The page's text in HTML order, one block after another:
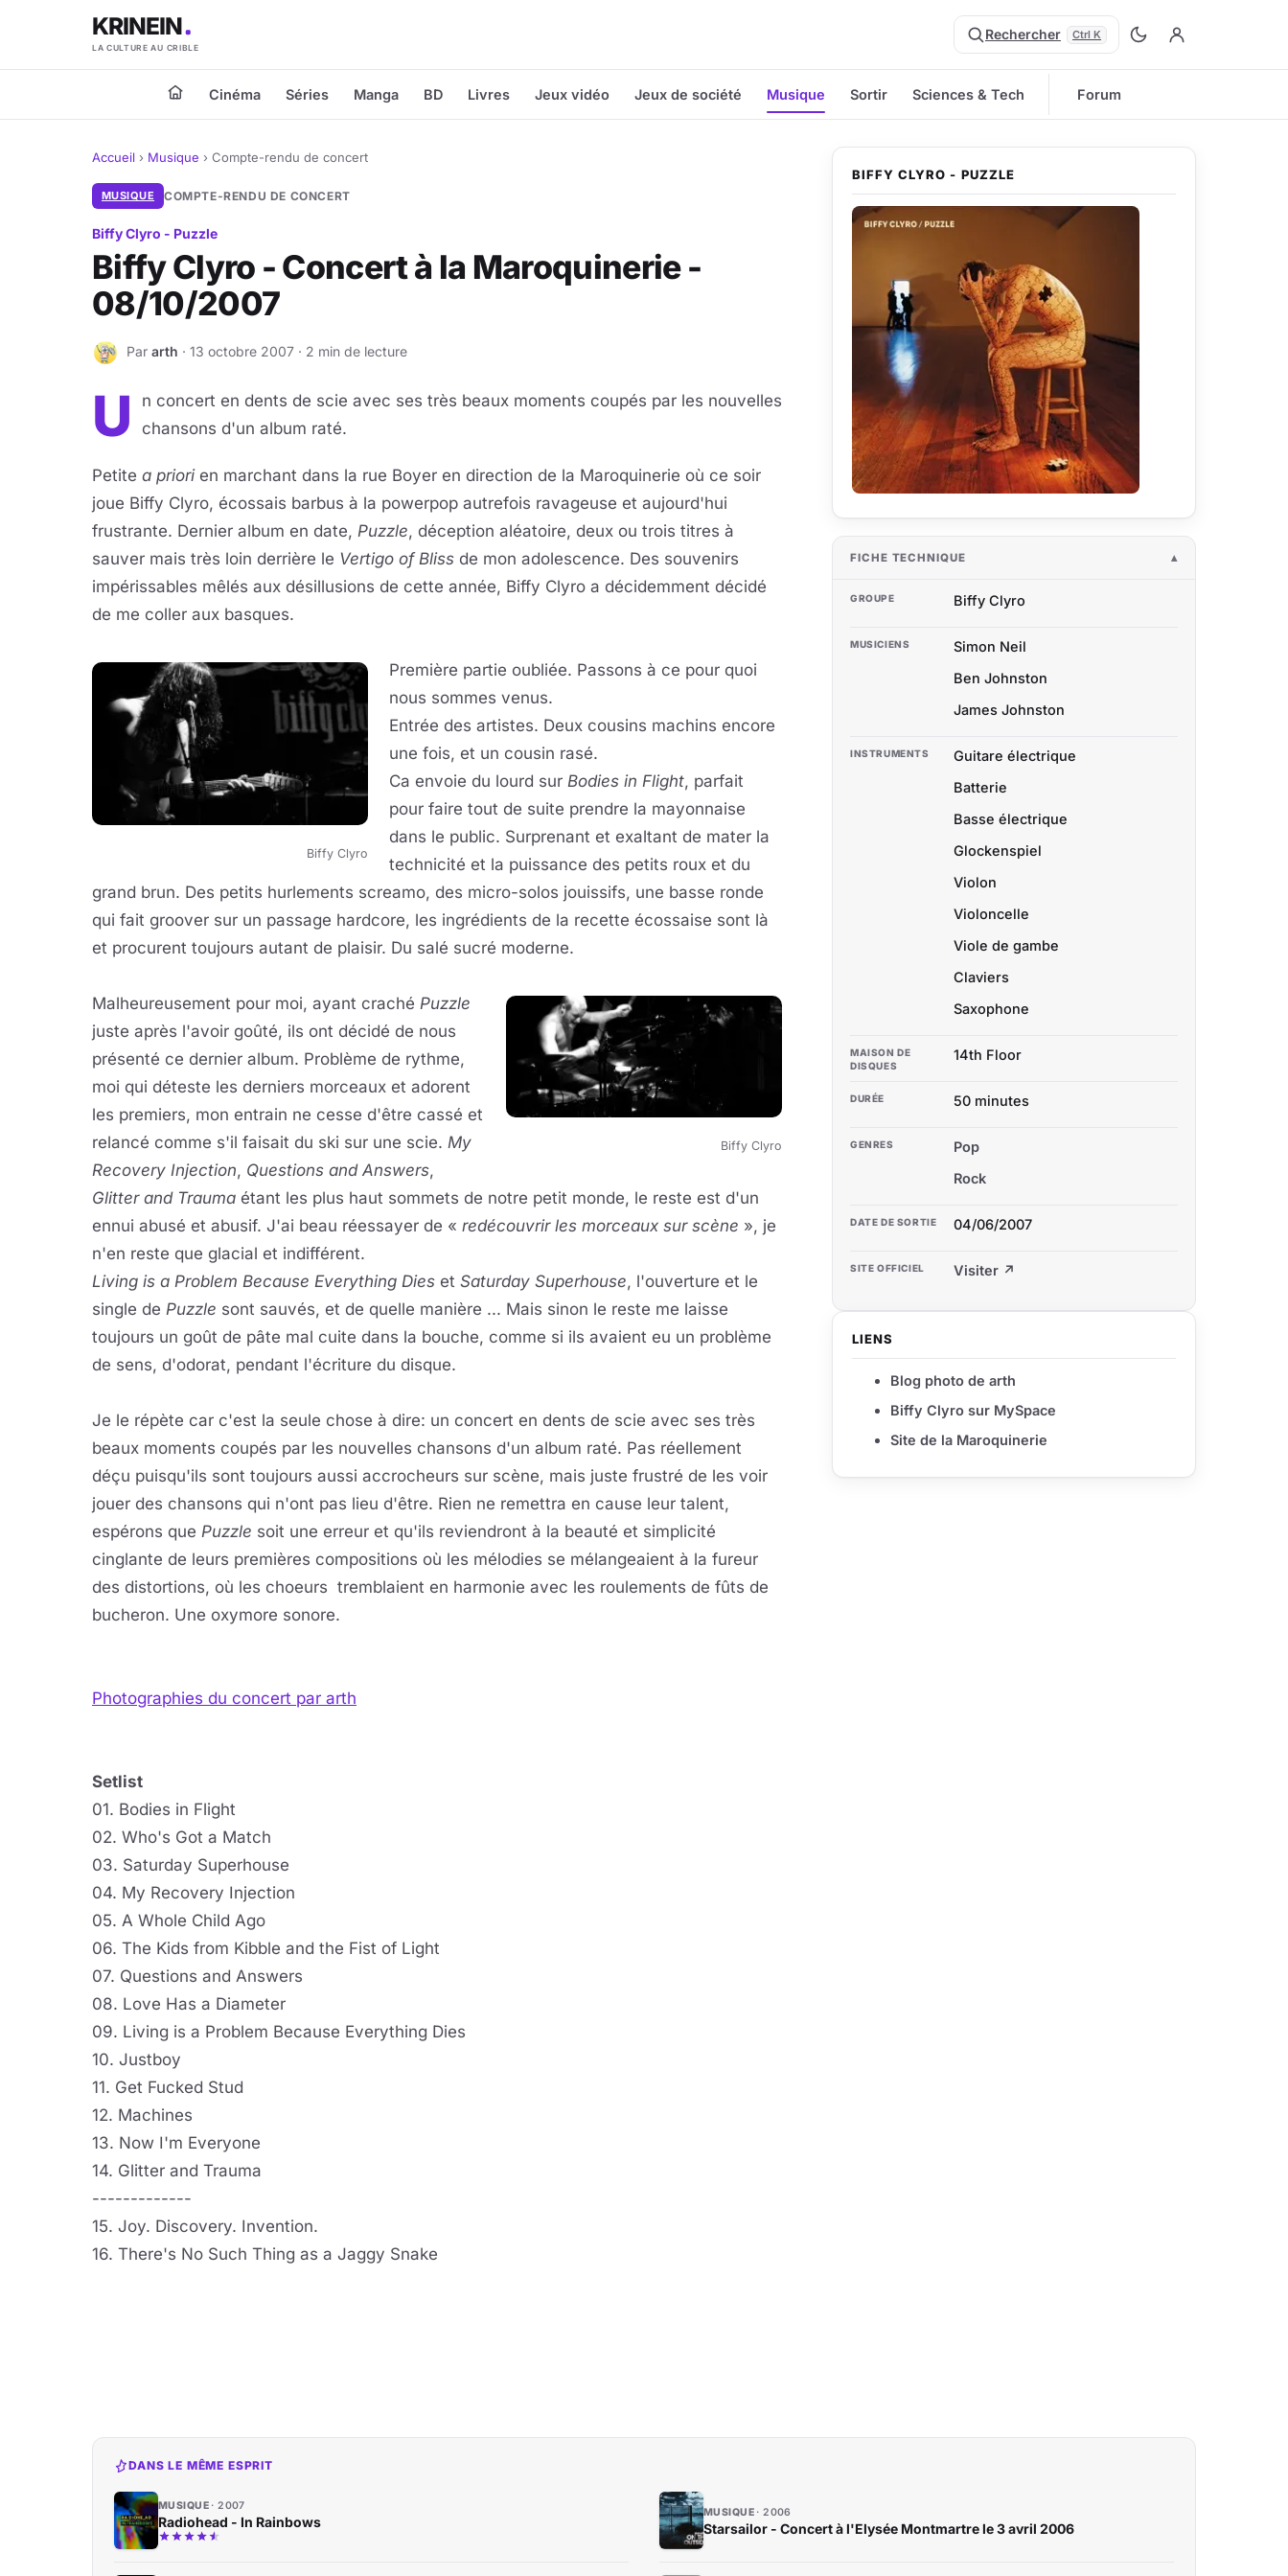
KRINEIN
LA CULTURE AU CRIBLE
Rechercher Ctrl K
Cinéma Séries Manga BD Livres Jeux vidéo Jeux de société Musique Sortir Sciences & Tech Forum
Accueil › Musique › Compte-rendu de concert
MUSIQUE COMPTE-RENDU DE CONCERT
Biffy Clyro - Puzzle
Biffy Clyro - Concert à la Maroquinerie -
08/10/2007
A Par arth · 13 octobre 2007 · 2 min de lecture
U
n concert en dents de scie avec ses très beaux moments coupés par les nouvelles
chansons d'un album raté.
Petite a priorien marchant dans la rue Boyer en direction de la Maroquinerie où ce soir
joue Biffy Clyro, écossais barbus à la powerpop autrefois ravageuse et aujourd'hui
frustrante. Dernier album en date, Puzzle, déception aléatoire, deux ou trois titres à
sauver mais très loin derrière le Vertigo of Bliss de mon adolescence. Des souvenirs
impérissables mêlés aux désillusions de cette année, Biffy Clyro a décidemment décidé
de me coller aux basques.
Biffy Clyro
Première partie oubliée. Passons à ce pour quoi
nous sommes venus.
Entrée des artistes. Deux cousins machins encore
une fois, et un cousin rasé.
Ca envoie du lourd sur Bodies in Flight, parfait
pour faire tout de suite prendre la mayonnaise
dans le public. Surprenant et exaltant de mater la
technicité et la puissance des petits roux et du
grand brun. Des petits hurlements screamo, des micro-solos jouissifs, une basse ronde
qui fait groover sur un passage hardcore, les ingrédients de la recette écossaise sont là
et procurent toujours autant de plaisir. Du salé sucré moderne.
Biffy Clyro
Malheureusement pour moi, ayant craché Puzzle
juste après l'avoir goûté, ils ont décidé de nous
présenté ce dernier album. Problème de rythme,
moi qui déteste les derniers morceaux et adorent
les premiers, mon entrain ne cesse d'être cassé et
relancé comme s'il faisait du ski sur une scie. My
Recovery Injection, Questions and Answers,
Glitter and Trauma étant les plus haut sommets de notre petit monde, le reste est d'un
ennui abusé et abusif. J'ai beau réessayer de « redécouvrir les morceaux sur scène », je
n'en reste que glacial et indifférent.
Living is a Problem Because Everything Dies et Saturday Superhouse, l'ouverture et le
single de Puzzle sont sauvés, et de quelle manière ... Mais sinon le reste me laisse
toujours un goût de pâte mal cuite dans la bouche, comme si ils avaient eu un problème
de sens, d'odorat, pendant l'écriture du disque.
Je le répète car c'est la seule chose à dire: un concert en dents de scie avec ses très
beaux moments coupés par les nouvelles chansons d'un album raté. Pas réellement
déçu puisqu'ils sont toujours aussi accrocheurs sur scène, mais juste frustré de les voir
jouer des chansons qui n'ont pas lieu d'être. Rien ne remettra en cause leur talent,
espérons que Puzzle soit une erreur et qu'ils reviendront à la beauté et simplicité
cinglante de leurs premières compositions où les mélodies se mélangeaient à la fureur
des distortions, où les choeurs tremblaient en harmonie avec les roulements de fûts de
bucheron. Une oxymore sonore.
Photographies du concert par arth
Setlist
01. Bodies in Flight
02. Who's Got a Match
03. Saturday Superhouse
04. My Recovery Injection
05. A Whole Child Ago
06. The Kids from Kibble and the Fist of Light
07. Questions and Answers
08. Love Has a Diameter
09. Living is a Problem Because Everything Dies
10. Justboy
11. Get Fucked Stud
12. Machines
13. Now I'm Everyone
14. Glitter and Trauma
-------------
15. Joy. Discovery. Invention.
16. There's No Such Thing as a Jaggy Snake
BIFFY CLYRO - PUZZLE
FICHE TECHNIQUE
GROUPE Biffy Clyro
MUSICIENS
Simon Neil
Ben Johnston
James Johnston
INSTRUMENTS
Guitare électrique
Batterie
Basse électrique
Glockenspiel
Violon
Violoncelle
Viole de gambe
Claviers
Saxophone
MAISON DE
DISQUES
14th Floor
DURÉE 50 minutes
GENRES
Pop
Rock
DATE DE SORTIE 04/06/2007
SITE OFFICIEL Visiter ↗
LIENS
Blog photo de arth
Biffy Clyro sur MySpace
Site de la Maroquinerie
DANS LE MÊME ESPRIT
MUSIQUE 2007
Radiohead - In Rainbows
MUSIQUE 2006
Starsailor - Concert à l'Elysée Montmartre le 3 avril 2006